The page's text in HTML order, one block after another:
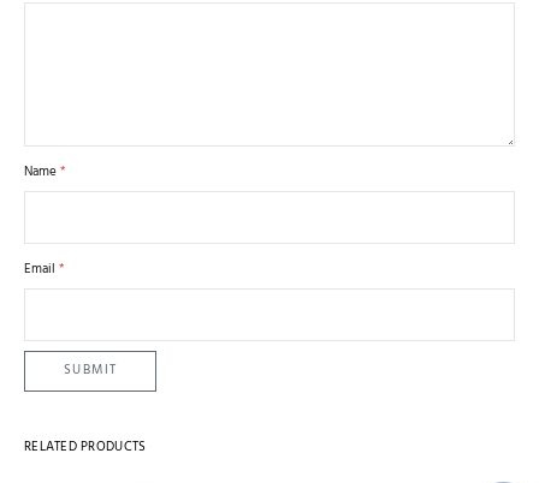
Name*
Email *
RELATED PRODUCTS